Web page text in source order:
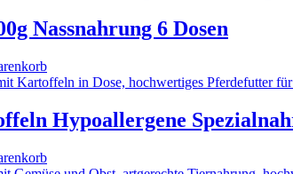
Nassnahrung 6 Dosen
Hypoallergene